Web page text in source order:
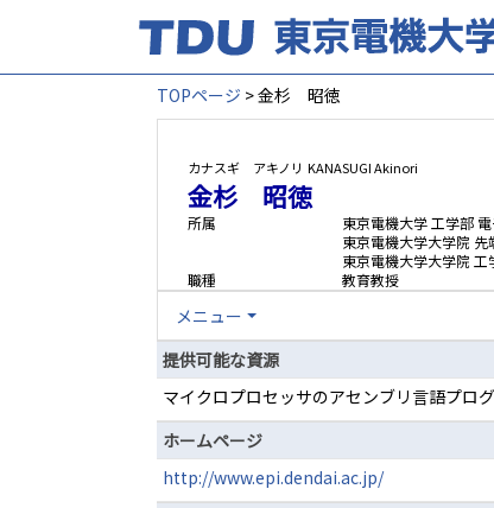
TOPページ > 金杉 昭徳
カナスギ アキノリ KANASUGI Akinori
金杉 昭徳
所属
東京電機大学 工学部
東京電機大学大学院
東京電機大学大学院
職種
教育教授
メニュー
提供可能な資源
マイクロプロセッサのアセンブリ言語プロ
ホームページ
http://www.epi.dendai.ac.jp/